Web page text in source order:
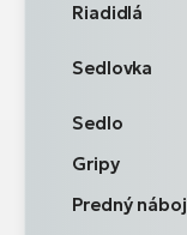
Riadidlá
Sedlovka
Sedlo
Gripy
Predný náboj